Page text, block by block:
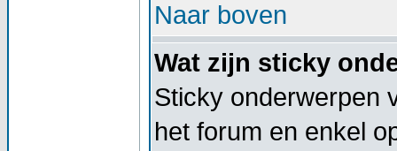
Naar boven
Wat zijn sticky
Sticky onderwerpen
het forum en enkel